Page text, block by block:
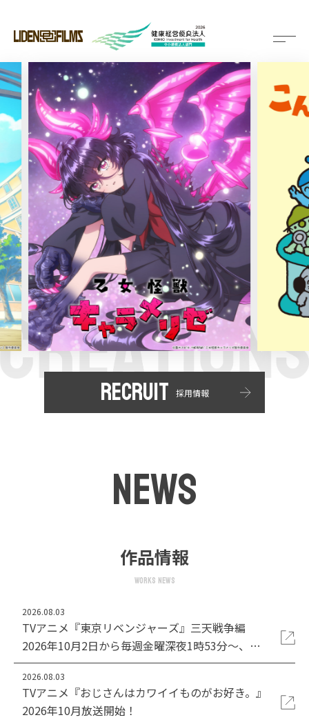
メ
ュ
を
開
閉
RECRUIT 採用情報
NEWS
作品情報
Works news
2026.08.03
TVアニメ『東京リベンジャーズ』三天戦争編
2026年10月2日から毎週金曜深夜1時53分〜、
MBS・TBS・CBC”アニメイズム”枠、AT-Xほかに
て放送開始！
2026.08.03
TVアニメ『おじさんはカワイイものがお好き。』
2026年10月放送開始！